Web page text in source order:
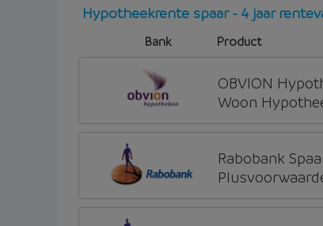
Hypotheekrente spaar - 4 jaar
Bank Product
OBVION
Woon
Rabobank